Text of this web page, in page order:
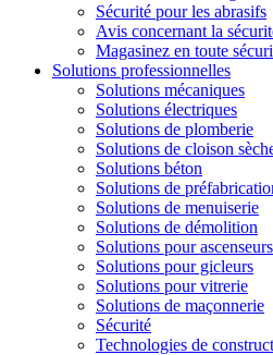
Sécurité pour les abrasifs
Avis concernant la
Magasinez en toute
Solutions professionnelles
Solutions mécaniques
Solutions électriques
Solutions de plomberie
Solutions de cloison
Solutions béton
Solutions de
Solutions de menuiserie
Solutions de démolition
Solutions pour
Solutions pour gicleurs
Solutions pour vitrerie
Solutions de maçonnerie
Sécurité
Technologies de